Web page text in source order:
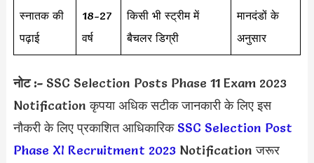
स्नातक की
पढ़ाई
18-27
वर्ष
किसी भी स्ट्रीम में
बैचलर डिग्री
मानदंडों के
अनुसार
नोट :-SSC Selection Posts Phase 11 Exam 2023
Notification कृपया अधिक सटीक जानकारी के लिए इस
नौकरी के लिए प्रकाशित आधिकारिक SSC Selection Post
Phase XI Recruitment 2023Notification जरूर